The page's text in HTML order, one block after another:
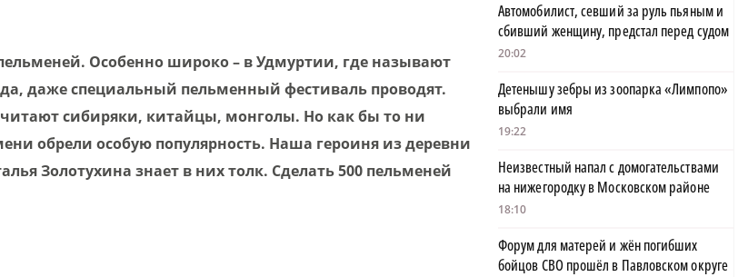
Особенно широко – в Удмуртии, где называют
даже специальный пельменный фестиваль проводят.
сибиряки, китайцы, монголы. Но как бы то ни
обрели особую популярность. Наша героиня из деревни
Золотухина знает в них толк. Сделать 500 пельменей
Автомобилист, севший за руль пьяным и
сбивший женщину, предстал перед судом
20:02
Детенышу зебры из зоопарка «Лимпопо»
выбрали имя
19:22
Неизвестный напал с домогательствами
на нижегородку в Московском районе
18:10
Форум для матерей и жён погибших
бойцов СВО прошёл в Павловском округе